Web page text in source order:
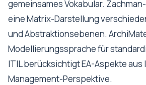
gemeinsames Vokabular.
eine Matrix-Darstellung
und Abstraktionsebenen.
Modellierungssprache für
ITIL berücksichtigt EA-Aspekte
Management-Perspektive.